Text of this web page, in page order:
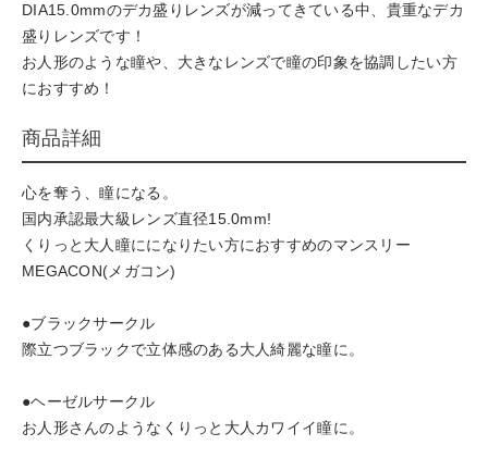
DIA15.0mmのデカ盛りレンズが減ってきている中、貴重なデカ
盛りレンズです！
お人形のような瞳や、大きなレンズで瞳の印象を協調したい方
におすすめ！
商品詳細
心を奪う、瞳になる。
国内承認最大級レンズ直径15.0mm!
くりっと大人瞳にになりたい方におすすめのマンスリー
MEGACON(メガコン)
●ブラックサークル
際立つブラックで立体感のある大人綺麗な瞳に。
●ヘーゼルサークル
お人形さんのようなくりっと大人カワイイ瞳に。